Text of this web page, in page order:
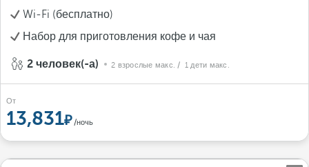
Wi-Fi (бесплатно)
Набор для приготовления кофе и чая
2 человек(-а) 2 взрослые макс. / 1 дети макс.
От
13,831 /ночь